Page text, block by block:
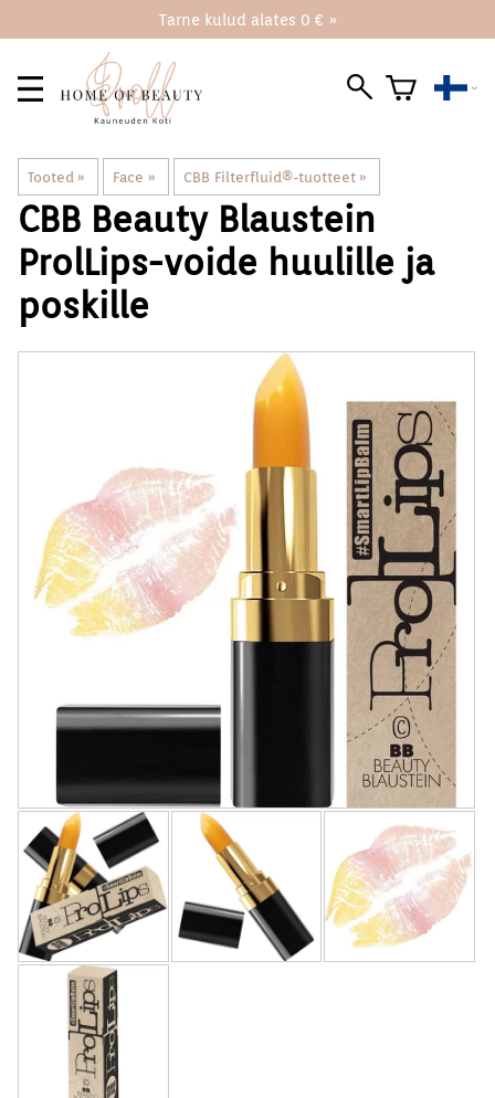
Tarne kulud alates 0 € »
Tooted ‪» Face ‪» CBB Filterfluid®️-tuotteet ‪»
CBB Beauty Blaustein
ProlLips-voide huulille ja
poskille